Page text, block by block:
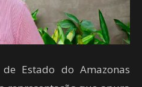
Estado do Amazonas